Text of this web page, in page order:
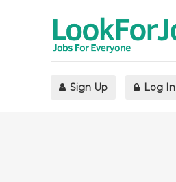
Sign Up Log In